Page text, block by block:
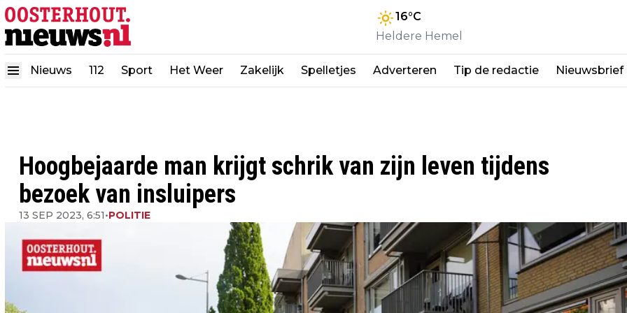
16°C
Heldere Hemel
Nieuws 112 Sport Het Weer Zakelijk Spelletjes Adverteren Tip de redactie Nieuwsbrief
Hoogbejaarde man krijgt schrik van zijn leven tijdens
bezoek van insluipers
13 SEP 2023, 6:51•POLITIE